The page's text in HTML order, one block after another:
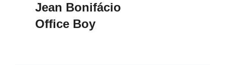
Jean Bonifácio
Office Boy